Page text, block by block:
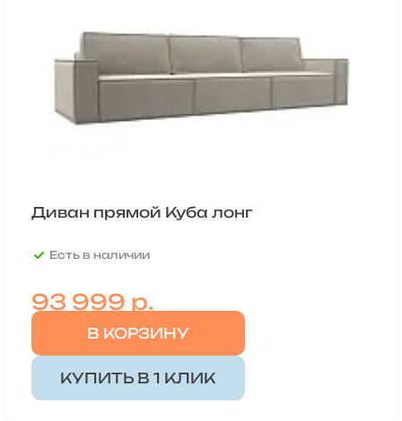
Диван прямой Куба лонг
Есть в наличии
93 999 р.
В КОРЗИНУ
КУПИТЬ В 1 КЛИК